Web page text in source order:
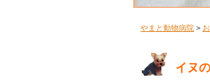
やまと動物病院 >
イヌ